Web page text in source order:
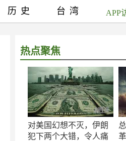
热点聚焦
对美国幻想不灭，伊朗
犯下两个大错，令人痛
历史 台湾 APP